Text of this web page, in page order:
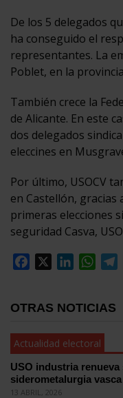
De los 5 delegados
ha conseguido el
representantes. La
Poblet, en la
También crece la
de Alicante. En este
dos delegados
eleccines en
Por último, USOCV
en Castellón, gracias
primeras elecciones
seguridad Casva,
Facebook
LinkedIn
OTRAS NOTICIAS
Actualidad electoral
USO industria
siderometalurgia vasca
13 ABRIL, 2026